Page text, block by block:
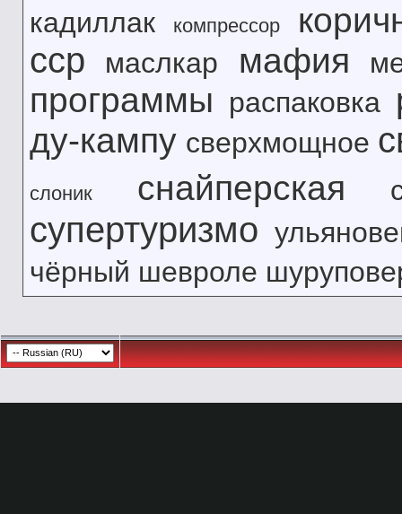
кадиллак
компрессор
сср маслкар мафия
программы распаковка
ду-кампу сверхмощное
слоник снайперская
супертуризмо
чёрный шевроле